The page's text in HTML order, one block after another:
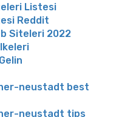
Listesi
Reddit
Siteleri 2022
neustadt best
neustadt tips